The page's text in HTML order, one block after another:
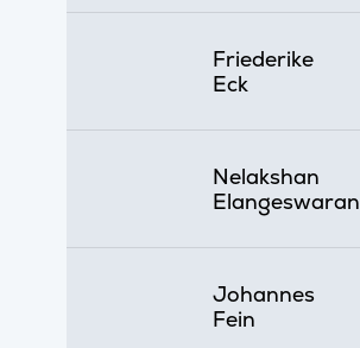
Friederike
Eck
Nelakshan
Elangeswaran
Johannes
Fein